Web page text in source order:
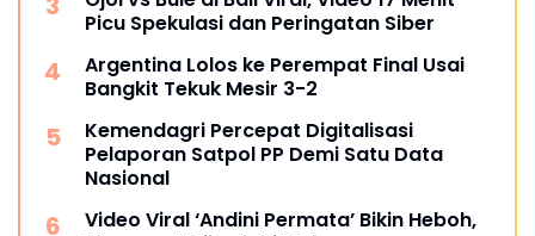
Picu Spekulasi dan Peringatan Siber
Argentina Lolos ke Perempat Final Usai
Bangkit Tekuk Mesir 3-2
Kemendagri Percepat Digitalisasi
Pelaporan Satpol PP Demi Satu Data
Nasional
Video Viral ‘Andini Permata’ Bikin Heboh,